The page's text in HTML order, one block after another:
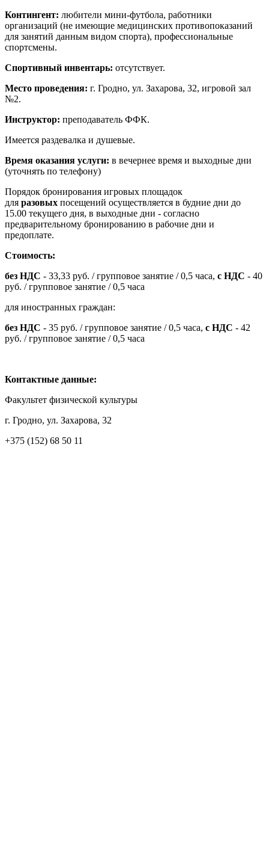
Контингент: любители мини-футбола, работники
организаций (не имеющие медицинских противопоказаний
для занятий данным видом спорта), профессиональные
спортсмены.
Спортивный инвентарь: отсутствует.
Место проведения: г. Гродно, ул. Захарова, 32, игровой зал
№2.
Инструктор: преподаватель ФФК.
Имеется раздевалка и душевые.
Время оказания услуги: в вечернее время и выходные дни
(уточнять по телефону)
Порядок бронирования игровых площадок
для разовых посещений осуществляется в будние дни до
15.00 текущего дня, в выходные дни - согласно
предварительному бронированию в рабочие дни и
предоплате.
Стоимость:
без НДС - 33,33 руб. / групповое занятие / 0,5 часа, с НДС - 40
руб. / групповое занятие / 0,5 часа
для иностранных граждан:
без НДС - 35 руб. / групповое занятие / 0,5 часа, с НДС - 42
руб. / групповое занятие / 0,5 часа
Контактные данные:
Факультет физической культуры
г. Гродно, ул. Захарова, 32
+375 (152) 68 50 11